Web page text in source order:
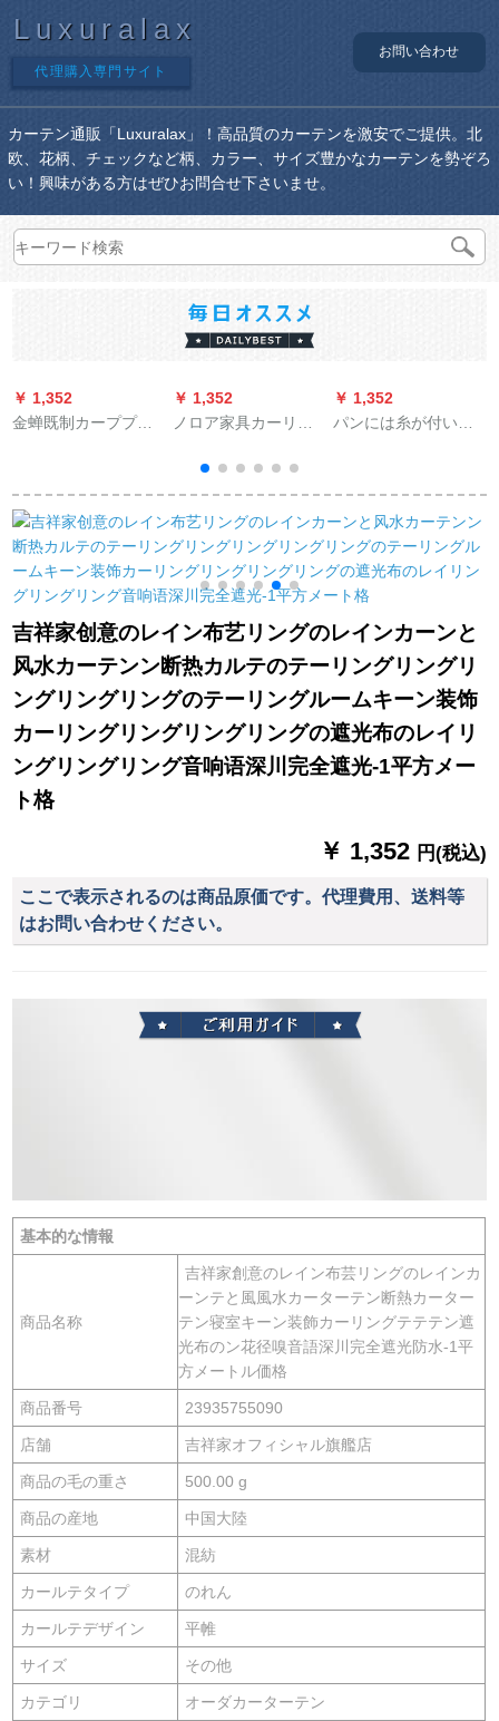
Luxuralax
代理購入専門サイト
お問い合わせ
カーテン通販「Luxuralax」！高品質のカーテンを激安でご提供。北
欧、花柄、チェックなど柄、カラー、サイズ豊かなカーテンを勢ぞろ
い！興味がある方はぜひお問合せ下さいませ。
￥ 1,352
金蝉既制カーププロ
天青-打孔1メトル用
料格(无料加工)は何メ
トル必要ですか？
￥ 1,352
ノロア家具カーリン
と女の子が可爱い寝
室扫き出し窓デジタ
ルプレン遮光エコ健
康长首鹿布普通连接
款幅2 m*高2 m/1片
￥ 1,352
パンには糸が付いて
小寝室キービジュア
ル北欧シンググ、カ
スタスを纺ぐために
窓カーンテ-ト-森系ブ
ティックオースに连
络して、カーストマ
ーサービズを确认し
ます。
吉祥家创意のレイン布艺リングのレインカーンと
风水カーテンン断热カルテのテーリングリングリ
ングリングリングのテーリングルームキーン装饰
カーリングリングリングリングの遮光布のレイリ
ングリングリング音响语深川完全遮光-1平方メー
ト格
￥ 1,352 円(税込)
ここで表示されるのは商品原価です。代理費用、送料等
はお問い合わせください。
基本的な情報
商品名称
吉祥家創意のレイン布芸リングのレインカ
ーンテと風風水カーターテン断熱カーター
テン寝室キーン装飾カーリングテテテン遮
光布のン花径嗅音語深川完全遮光防水-1平
方メートル価格
商品番号 23935755090
店舗 吉祥家オフィシャル旗艦店
商品の毛の重さ 500.00 g
商品の産地 中国大陸
素材 混紡
カールテタイプ のれん
カールテデザイン 平帷
サイズ その他
カテゴリ オーダカーターテン